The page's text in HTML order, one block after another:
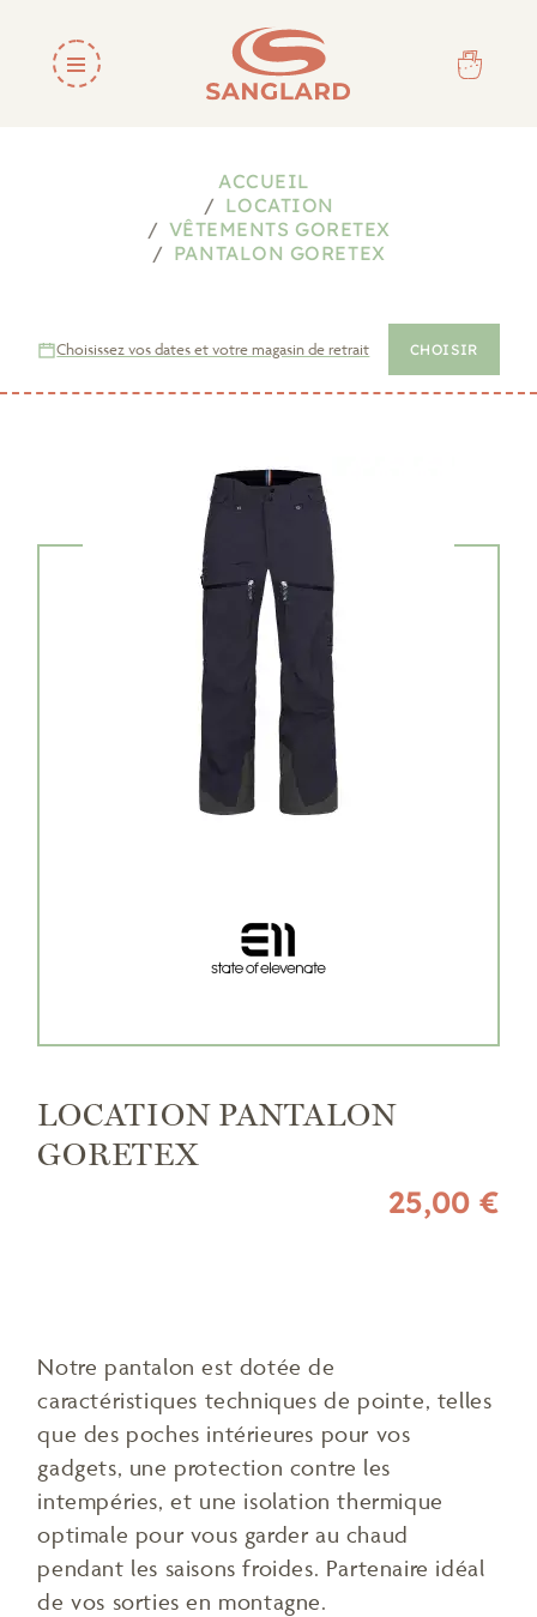
ACCUEIL
LOCATION
VÊTEMENTS GORETEX
PANTALON GORETEX
Choisissez vos dates et votre magasin de retrait CHOISIR
LOCATION PANTALON
GORETEX
25,00 €
Notre pantalon est dotée de
caractéristiques techniques de pointe, telles
que des poches intérieures pour vos
gadgets, une protection contre les
intempéries, et une isolation thermique
optimale pour vous garder au chaud
pendant les saisons froides. Partenaire idéal
de vos sorties en montagne.